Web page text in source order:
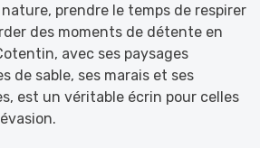
prendre le temps de respirer
des moments de détente en
avec ses paysages
de sable, ses marais et ses
est un véritable écrin pour celles